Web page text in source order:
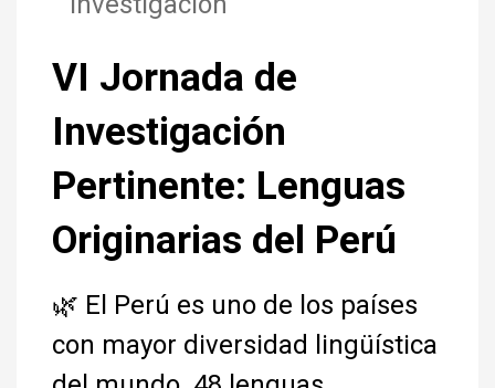
VI Jornada de
Investigación
Pertinente: Lenguas
Originarias del Perú
🌿 El Perú es uno de los países
con mayor diversidad lingüística